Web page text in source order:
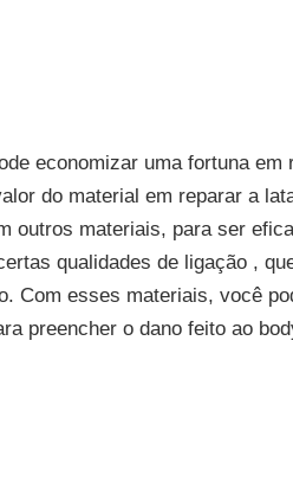
economizar uma fortuna em
do material em reparar a
outros materiais, para ser
qualidades de ligação ,
Com esses materiais, você
preencher o dano feito ao